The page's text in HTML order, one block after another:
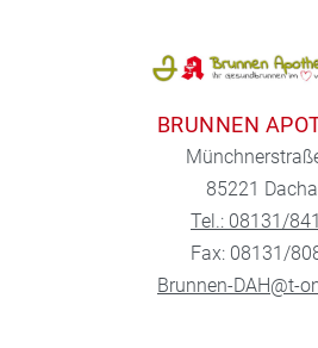
BRUNNEN
85221
Tel.: 08131/
Fax: 08131/
Brunnen-DAH@t-